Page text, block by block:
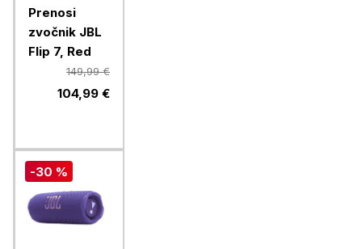
Prenosi
zvočnik JBL
Flip 7, Red
149,99 €
104,99 €
-30 %